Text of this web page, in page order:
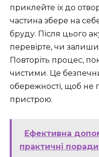
приклейте їх до
частина збере на
бруду. Після цього
перевірте, чи
Повторіть процес,
чистими. Це
обережності, щоб
пристрою.
Ефективна
практичні